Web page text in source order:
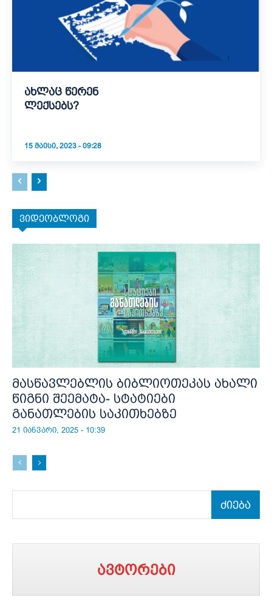
ახლაც წერენ
ლექსებს?
15 ᲛᲐᲘᲡᲘ, 2023 - 09:28
ვიდეობლოგი
მასწავლებლის ბიბლიოთეკას ახალი
წიგნი შეემატა- სტატიები
განათლების საკითხებზე
21 იანვარი, 2025 - 10:39
ძიება
ავტორები